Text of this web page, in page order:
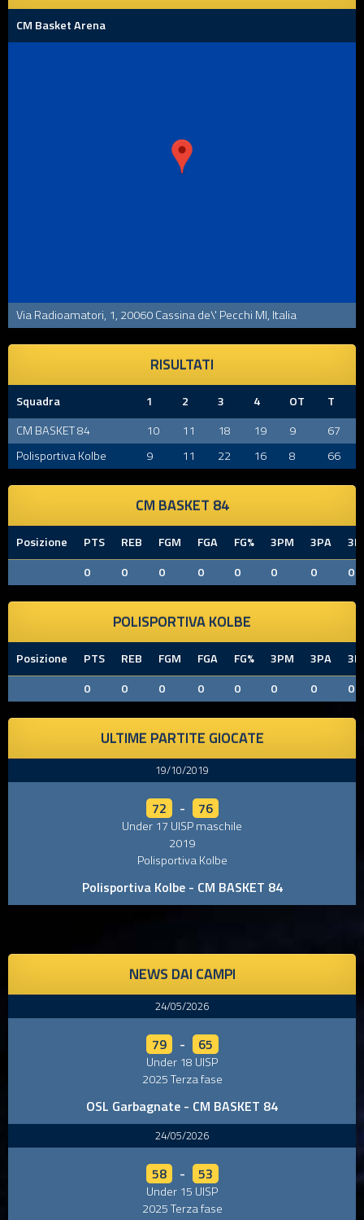
CM Basket Arena
Via Radioamatori, 1, 20060 Cassina de\' Pecchi MI, Italia
RISULTATI
Squadra 1 2 3 4 OT
T
CM BASKET 84
10 11 18 19 9
67
Polisportiva Kolbe
9 11 22 16 8 66
CM BASKET 84
Posizione PTS REB FGM FGA FG% 3PM 3PA
0
0 0 0 0 0 0 0
POLISPORTIVA KOLBE
Posizione PTS REB FGM FGA FG% 3PM 3PA
0
0 0 0 0 0 0 0
ULTIME PARTITE GIOCATE
19/10/2019
72 - 76
Under 17 UISP maschile
2019
Polisportiva Kolbe
Polisportiva Kolbe - CM BASKET 84
NEWS DAI CAMPI
24/05/2026
79 - 65
Under 18 UISP
2025 Terza fase
OSL Garbagnate - CM BASKET 84
24/05/2026
58 - 53
Under 15 UISP
2025 Terza fase